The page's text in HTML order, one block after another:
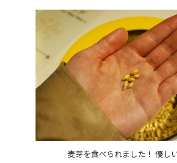
麦芽を食べられました！ 優しい